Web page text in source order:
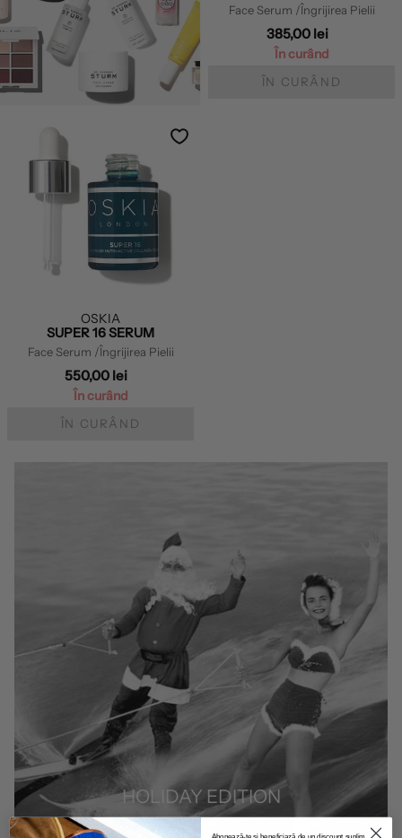
Face Serum /Îngrijirea Pielii
385,00 lei
În curând
ÎN CURÂND
OSKIA
SUPER 16 SERUM
Face Serum /Îngrijirea Pielii
550,00 lei
În curând
ÎN CURÂND
HOLIDAY EDITION
CĂTRE PRODUSE